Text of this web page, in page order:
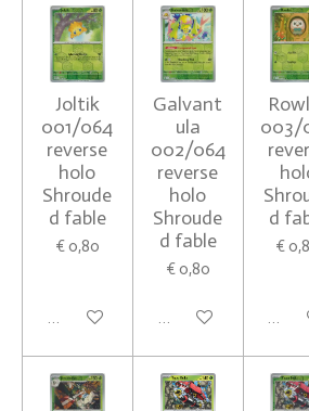
Joltik
001/064
reverse
holo
Shroude
d fable
€ 0,80
In winkelwagen
Galvant
ula
002/064
reverse
holo
Shroude
d fable
€ 0,80
In winkelwagen
003/
d
€
In